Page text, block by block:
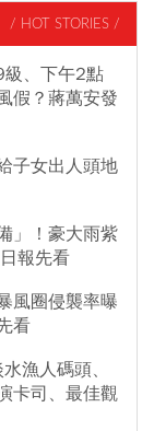
/ HOT STORIES /
級、下午2點
假？蔣萬安發
子女出人頭地
」！豪大雨紫
報先看
風圈侵襲率曝
看
漁人碼頭、
卡司、最佳觀